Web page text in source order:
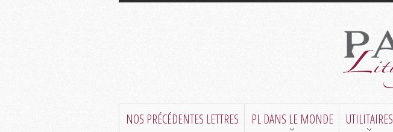
NOS PRÉCÉDENTES LETTRES PL DANS LE MONDE UTILITAIRES